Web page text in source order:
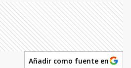
Añadir como fuente en